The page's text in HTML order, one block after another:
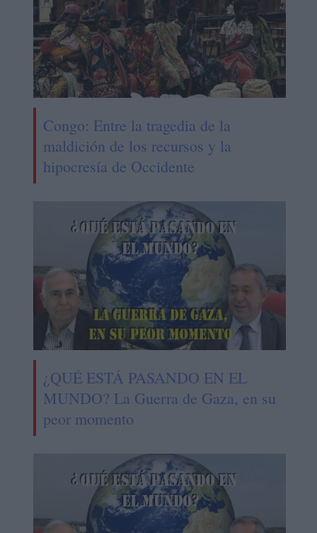
Congo: Entre la tragedia de la
maldición de los recursos y la
hipocresía de Occidente
¿QUÉ ESTÁ PASANDO EN EL
MUNDO? La Guerra de Gaza, en su
peor momento